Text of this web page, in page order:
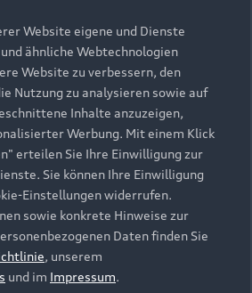
Website eigene und Dienste
ähnliche Webtechnologien
Website zu verbessern, den
Nutzung zu analysieren sowie auf
Inhalte anzuzeigen,
Werbung. Mit einem Klick
erteilen Sie Ihre Einwilligung zur
Sie können Ihre Einwilligung
Einstellungen widerrufen.
sowie konkrete Hinweise zur
Daten finden Sie
, unserem
und im Impressum.